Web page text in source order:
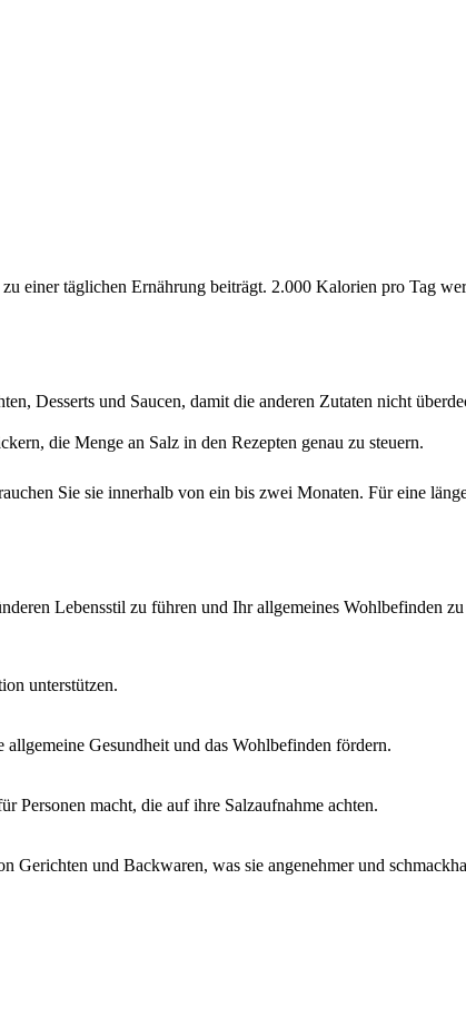
täglichen Ernährung beiträgt. 2.000 Kalorien pro Tag
Desserts und Saucen, damit die anderen Zutaten nicht
die Menge an Salz in den Rezepten genau zu steuern.
Sie sie innerhalb von ein bis zwei Monaten. Für eine
Lebensstil zu führen und Ihr allgemeines Wohlbefinden
unterstützen.
Gesundheit und das Wohlbefinden fördern.
Personen macht, die auf ihre Salzaufnahme achten.
Gerichten und Backwaren, was sie angenehmer und